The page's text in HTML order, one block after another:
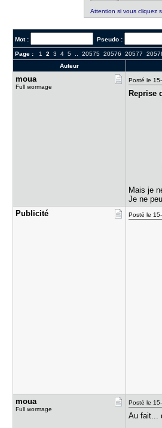
Attention si vous cliquez
Mot : Pseudo :
Page : 1 2 3 4 5 ..20575 20576 20577
Auteur
moua
Full wormage
Posté le
Reprise
Mais je
Je ne
Publicité
Posté le
moua
Full wormage
Posté le
Au fait...